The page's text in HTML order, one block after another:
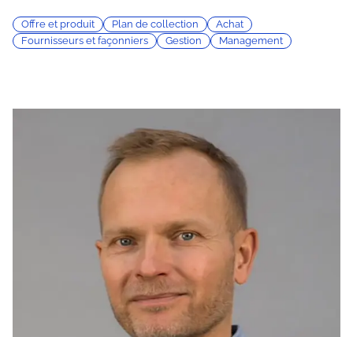
Offre et produit Plan de collection
Achat
Fournisseurs et façonniers
Gestion Management